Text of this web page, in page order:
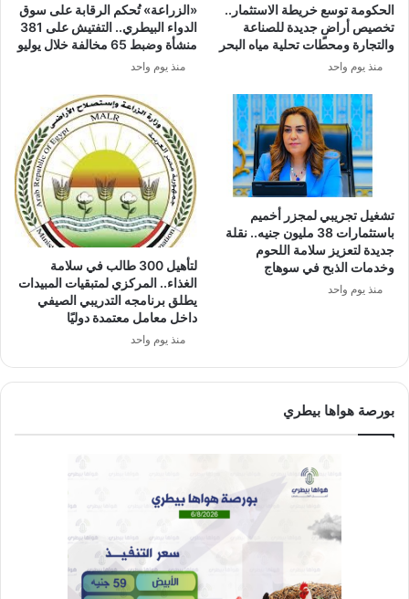
الحكومة توسع خريطة الاستثمار..
تخصيص أراضٍ جديدة للصناعة
والتجارة ومحطات تحلية مياه البحر
منذ يوم واحد
«الزراعة» تُحكم الرقابة على سوق
الدواء البيطري.. التفتيش على 381
منشأة وضبط 65 مخالفة خلال يوليو
منذ يوم واحد
تشغيل تجريبي لمجزر أخميم
باستثمارات 38 مليون جنيه.. نقلة
جديدة لتعزيز سلامة اللحوم
وخدمات الذبح في سوهاج
منذ يوم واحد
لتأهيل 300 طالب في سلامة
الغذاء.. المركزي لمتبقيات المبيدات
يطلق برنامجه التدريبي الصيفي
داخل معامل معتمدة دوليًا
منذ يوم واحد
بورصة هواها بيطري